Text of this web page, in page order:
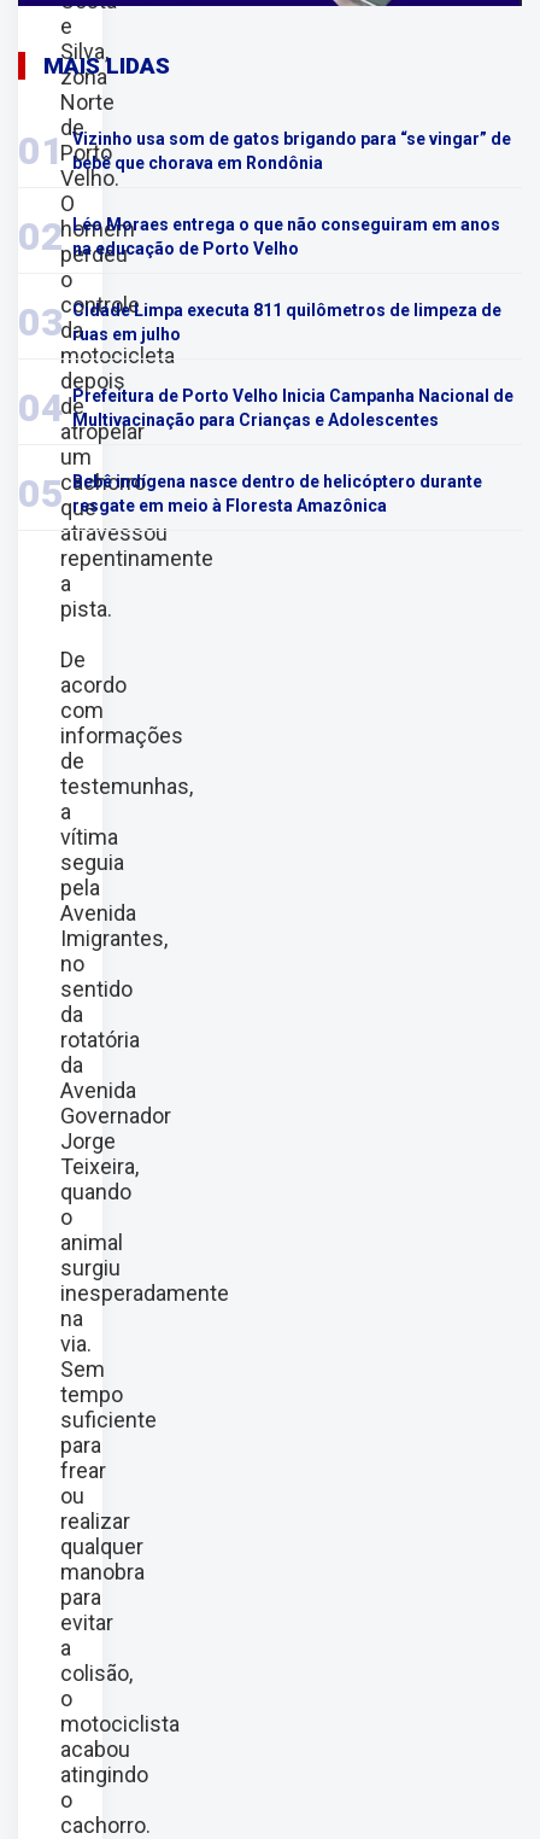
e
Silva,
zona
Norte
de
Porto
Velho.
O
homem
perdeu
o
controle
da
motocicleta
depois
de
atropelar
um
cachorro
que
atravessou
repentinamente
a
pista.
De
acordo
com
informações
de
testemunhas,
a
vítima
seguia
pela
Avenida
Imigrantes,
no
sentido
da
rotatória
da
Avenida
Governador
Jorge
Teixeira,
quando
o
animal
surgiu
inesperadamente
na
via.
Sem
tempo
suficiente
para
frear
ou
realizar
qualquer
manobra
para
evitar
a
colisão,
o
motociclista
acabou
atingindo
o
cachorro.
MAIS LIDAS
01 Vizinho usa som de gatos brigando para “se vingar” de
bebê que chorava em Rondônia
02
Léo Moraes entrega o que não conseguiram em anos
na educação de Porto Velho
03 Cidade Limpa executa 811 quilômetros de limpeza de
ruas em julho
04
Prefeitura de Porto Velho Inicia Campanha Nacional de
Multivacinação para Crianças e Adolescentes
05
Bebê indígena nasce dentro de helicóptero durante
resgate em meio à Floresta Amazônica